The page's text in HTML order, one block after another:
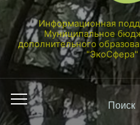
Информационная
Муниципальное
дополнительного
"ЭкоСфера"
Переключить
мобильное
Поиск
по: